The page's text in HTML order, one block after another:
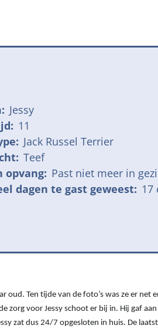
Jessy
11
Jack Russel Terrier
Teef
opvang: Past niet meer in
dagen te gast geweest: 17
oud. Ten tijde van de foto’s was ze er net
zorg voor Jessy schoot er bij in. Hij gaf
zat dus 24/7 opgesloten in huis. De